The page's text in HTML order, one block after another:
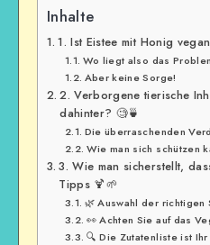
Inhalte
1. Ist Eistee mit Honig
Wo liegt also das
Aber keine Sorge!
2. Verborgene tierische
dahinter? 🧐🍵
Die überraschenden
Wie man sich schützen
3. Wie man sicherstellt,
Tipps 🍹🌱
🌿 Auswahl der richtigen
👀 Achten Sie auf das
🔍 Die Zutatenliste ist